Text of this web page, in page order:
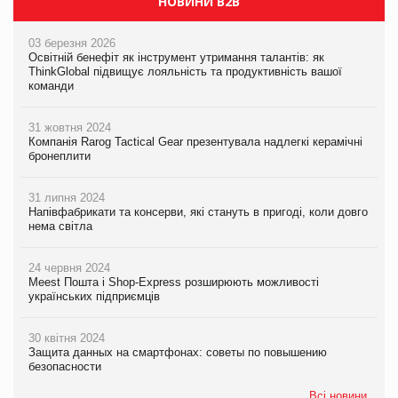
03 березня 2026
Освітній бенефіт як інструмент утримання талантів: як
ThinkGlobal підвищує лояльність та продуктивність вашої
команди
31 жовтня 2024
Компанія Rarog Tactical Gear презентувала надлегкі керамічні
бронеплити
31 липня 2024
Напівфабрикати та консерви, які стануть в пригоді, коли довго
нема світла
24 червня 2024
Meest Пошта і Shop-Express розширюють можливості
українських підприємців
30 квітня 2024
Защита данных на смартфонах: советы по повышению
безопасности